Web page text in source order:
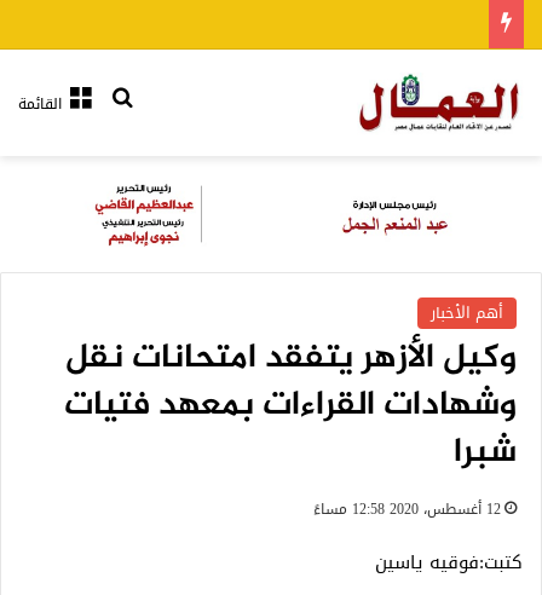
القائمةبحث عن
أهم الأخبار
وكيل الأزهر يتفقد امتحانات نقل
وشهادات القراءات بمعهد فتيات
شبرا
12 أغسطس، 2020 12:58 مساءً
كتبت:فوقيه ياسين